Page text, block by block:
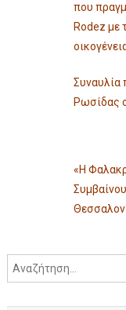
που
Rodez με
Συναυλία
Ρωσίδας
«Η